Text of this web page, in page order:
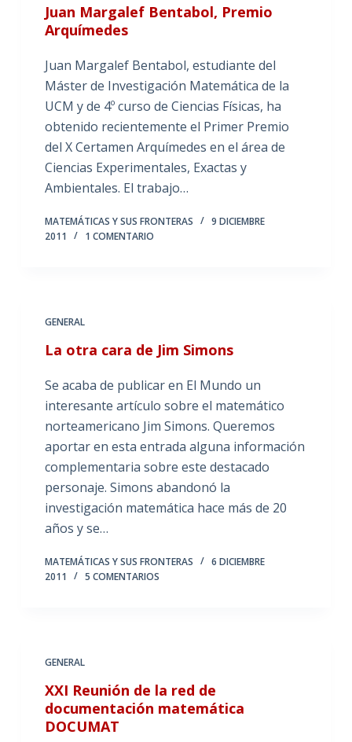
Juan Margalef Bentabol, Premio
Arquímedes
Juan Margalef Bentabol, estudiante del
Máster de Investigación Matemática de la
UCM y de 4º curso de Ciencias Físicas, ha
obtenido recientemente el Primer Premio
del X Certamen Arquímedes en el área de
Ciencias Experimentales, Exactas y
Ambientales. El trabajo…
MATEMÁTICAS Y SUS FRONTERAS
9 DICIEMBRE
2011
1 COMENTARIO
GENERAL
La otra cara de Jim Simons
Se acaba de publicar en El Mundo un
interesante artículo sobre el matemático
norteamericano Jim Simons. Queremos
aportar en esta entrada alguna información
complementaria sobre este destacado
personaje. Simons abandonó la
investigación matemática hace más de 20
años y se…
MATEMÁTICAS Y SUS FRONTERAS
6 DICIEMBRE
2011
5 COMENTARIOS
GENERAL
XXI Reunión de la red de
documentación matemática
DOCUMAT